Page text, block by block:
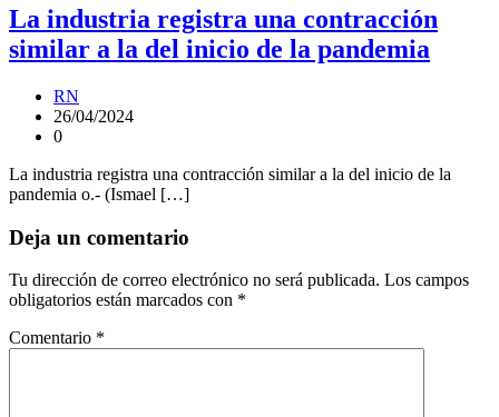
La industria registra una contracción
similar a la del inicio de la pandemia
RN
26/04/2024
0
La industria registra una contracción similar a la del inicio de la
pandemia o.- (Ismael […]
Deja un comentario
Tu dirección de correo electrónico no será publicada. Los campos
obligatorios están marcados con *
Comentario *